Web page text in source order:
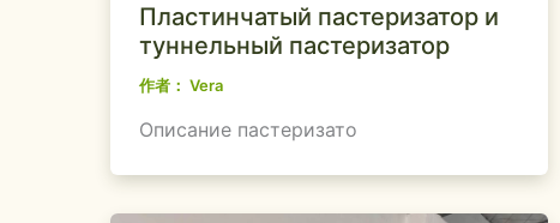
Пластинчатый пастеризатор и
туннельный пастеризатор
作者： Vera
Описание пастеризато